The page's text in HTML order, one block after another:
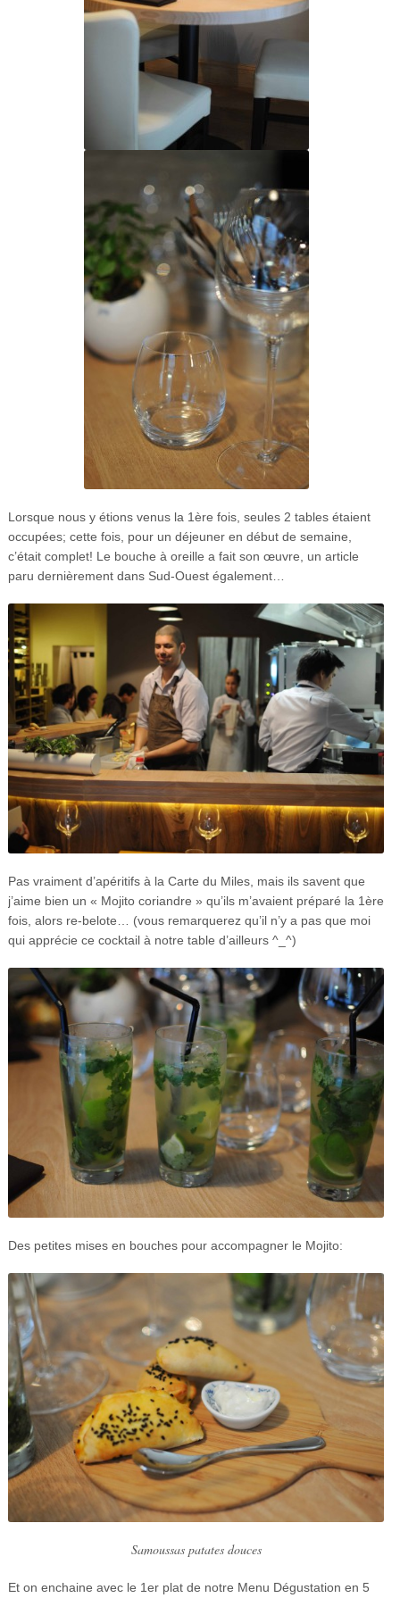
Lorsque nous y étions venus la 1ère fois, seules 2 tables étaient
occupées; cette fois, pour un déjeuner en début de semaine,
c’était complet! Le bouche à oreille a fait son œuvre, un article
paru dernièrement dans Sud-Ouest également…
Pas vraiment d’apéritifs à la Carte du Miles, mais ils savent que
j’aime bien un « Mojito coriandre » qu’ils m’avaient préparé la 1ère
fois, alors re-belote… (vous remarquerez qu’il n’y a pas que moi
qui apprécie ce cocktail à notre table d’ailleurs ^_^)
Des petites mises en bouches pour accompagner le Mojito:
Samoussas patates douces
Et on enchaine avec le 1er plat de notre Menu Dégustation en 5